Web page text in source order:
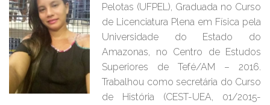
Pelotas (UFPEL), Graduada no Curso
de Licenciatura Plena em Física pela
Universidade do Estado do
Amazonas, no Centro de Estudos
Superiores de Tefé/AM – 2016.
Trabalhou como secretária do Curso
de História (CEST-UEA, 01/2015-